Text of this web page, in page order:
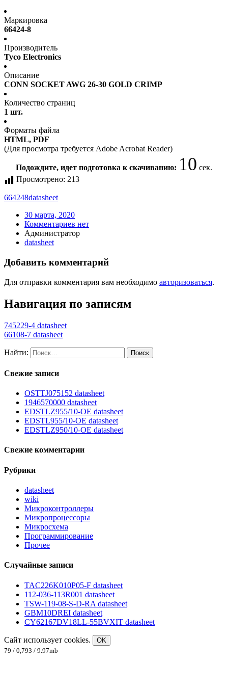
Маркировка
66424-8
Производитель
Tyco Electronics
Описание
CONN SOCKET AWG 26-30 GOLD CRIMP
Количество страниц
1 шт.
Форматы файла
HTML, PDF
(Для просмотра требуется Adobe Acrobat Reader)
Подождите, идет подготовка к скачиванию:9сек.
Просмотрено: 213
664248datasheet
30 марта, 2020
Комментариев нет
Администратор
datasheet
Добавить комментарий
Для отправки комментария вам необходимо авторизоваться.
Навигация по записям
745229-4 datasheet
66108-7 datasheet
Найти:
Свежие записи
OSTTJ075152 datasheet
1946570000 datasheet
EDSTLZ955/10-OE datasheet
EDSTL955/10-OE datasheet
EDSTLZ950/10-OE datasheet
Свежие комментарии
Рубрики
datasheet
wiki
Микроконтроллеры
Микропроцессоры
Микросхема
Программирование
Прочее
Случайные записи
TAC226K010P05-F datasheet
112-036-113R001 datasheet
TSW-119-08-S-D-RA datasheet
GBM10DREI datasheet
CY62167DV18LL-55BVXIT datasheet
Сайт использует cookies.
OK
79 / 0,793 / 9.97mb